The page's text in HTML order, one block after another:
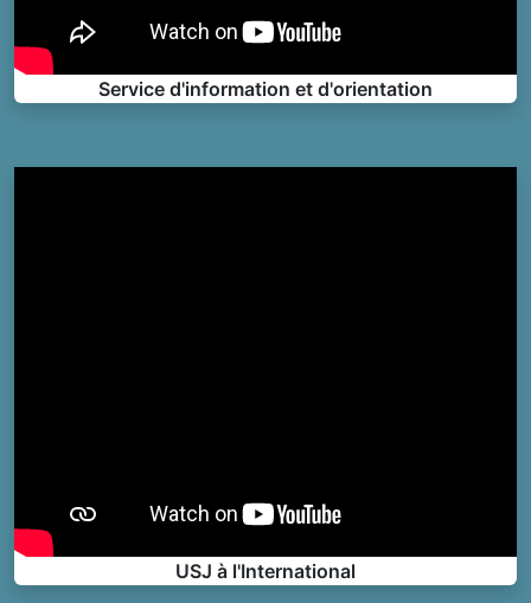
Service d'information et d'orientation
USJ à l'International